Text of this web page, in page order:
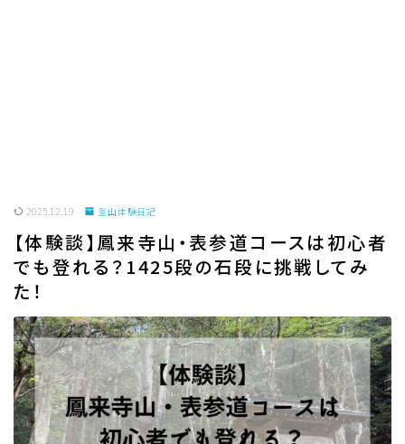
2025.12.19 登山体験日記
【体験談】鳳来寺山・表参道コースは初心者
でも登れる？1425段の石段に挑戦してみ
た！